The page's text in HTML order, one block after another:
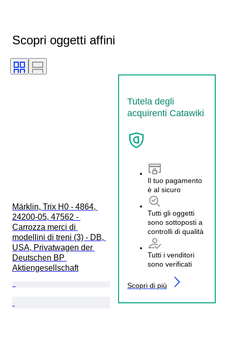
Scopri oggetti affini
Tutela degli
acquirenti Catawiki
Il tuo pagamento
è al sicuro
Tutti gli oggetti
sono sottoposti a
controlli di qualità
Tutti i venditori
sono verificati
Scopri di più
Märklin, Trix H0 - 4864,
24200-05, 47562 -
Carrozza merci di
modellini di treni (3) - DB,
USA, Privatwagen der
Deutschen BP
Aktiengesellschaft